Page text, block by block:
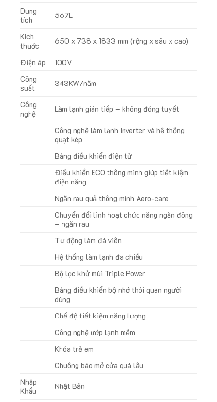
Dung
tích
567L
Kích
thước
650 x 738 x 1833 mm (rộng x sâu x cao)
Điện áp
100V
Công
suất
343KW/năm
Công
nghệ
Làm lạnh gián tiếp – không đóng tuyết
Công nghệ làm lạnh Inverter và hệ thống
quạt kép
Bảng điều khiển điện tử
Điều khiển ECO thông minh giúp tiết kiệm
điện năng
Ngăn rau quả thông minh Aero-care
Chuyển đổi linh hoạt chức năng ngăn đông
– ngăn rau
Tự động làm đá viên
Hệ thống làm lạnh đa chiều
Bộ lọc khử mùi Triple Power
Bảng điều khiển bộ nhớ thói quen người
dùng
Chế độ tiết kiệm năng lượng
Công nghệ ướp lạnh mềm
Khóa trẻ em
Chuông báo mở cửa quá lâu
Nhập
Khẩu
Nhật Bản